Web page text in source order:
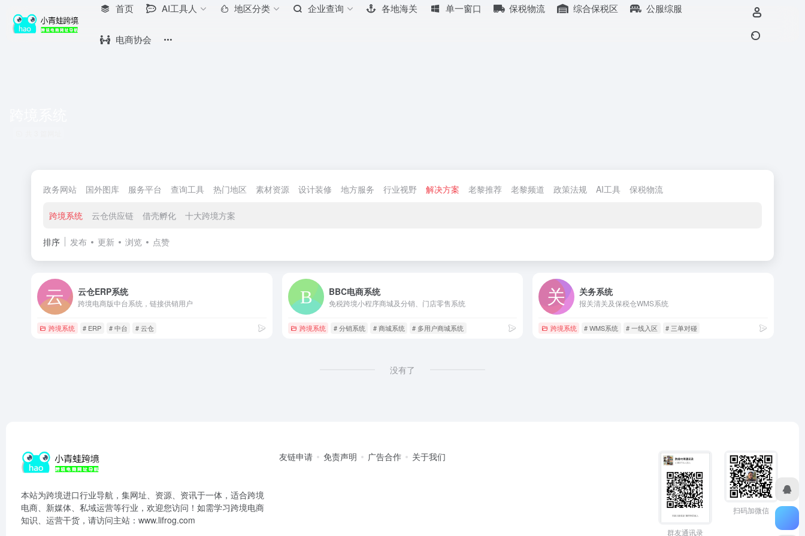
首页 AI工具人 地区分类 企业查询 各地海关 单一窗口 保税物流 综合保税区 公服综服
电商协会
政务网站 国外图库 服务平台 查询工具 热门地区 素材资源 设计装修 地方服务 行业视野 解决方案 老黎推荐 老黎频道 政策法规 AI工具 保税物流
跨境系统 云仓供应链 借壳孵化 十大跨境方案
排序 发布 更新 浏览 点赞
云仓ERP系统
跨境电商版中台系统，链接供销用户
跨境系统 # ERP # 中台 # 云仓
BBC电商系统
免税跨境小程序商城及分销、门店零售系统
跨境系统 # 分销系统 # 商城系统 # 多用户商城系统
关务系统
报关清关及保税仓WMS系统
跨境系统 # WMS系统 # 一线入区 # 三单对碰
没有了
本站为跨境进口行业导航，集网址、资源、资讯于一体，适合跨境
电商、新媒体、私域运营等行业，欢迎您访问！如需学习跨境电商
知识、运营干货，请访问主站：www.lifrog.com
友链申请 免责声明 广告合作 关于我们
群友通讯录
扫码加微信